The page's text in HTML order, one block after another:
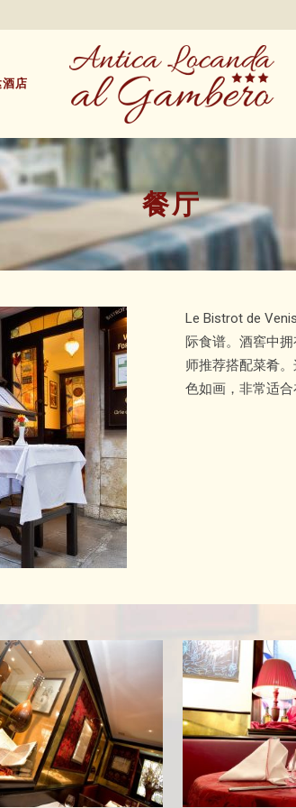
店
餐厅
Le Bistrot de
际食谱。酒窖中
师推荐搭配菜肴
色如画，非常适合